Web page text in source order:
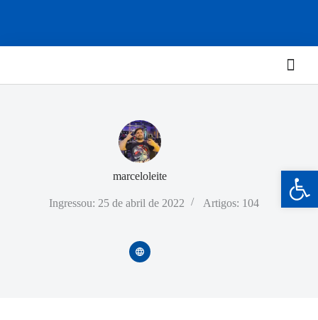
Barra de Ferramentas Aberta
marceloleite
Ingressou: 25 de abril de 2022 Artigos: 104